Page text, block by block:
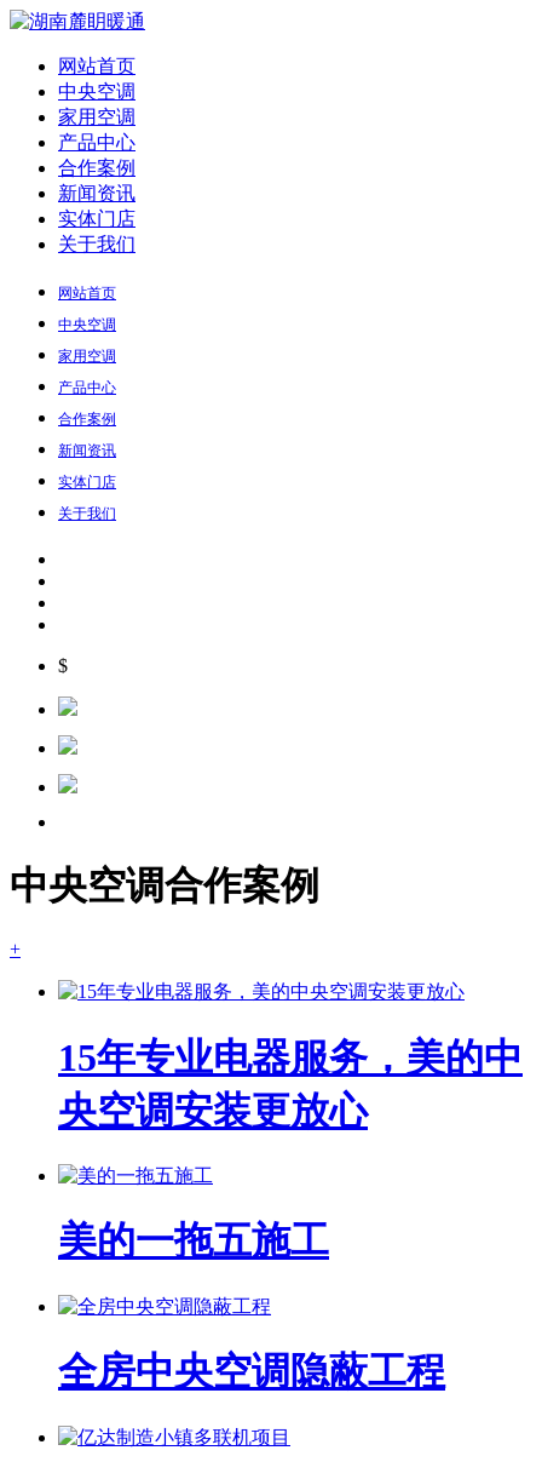
网站首页
中央空调
家用空调
产品中心
合作案例
新闻资讯
实体门店
关于我们
网站首页
中央空调
家用空调
产品中心
合作案例
新闻资讯
实体门店
关于我们
$
中央空调合作案例
+
15年专业电器服务，美的中
央空调安装更放心
美的一拖五施工
全房中央空调隐蔽工程